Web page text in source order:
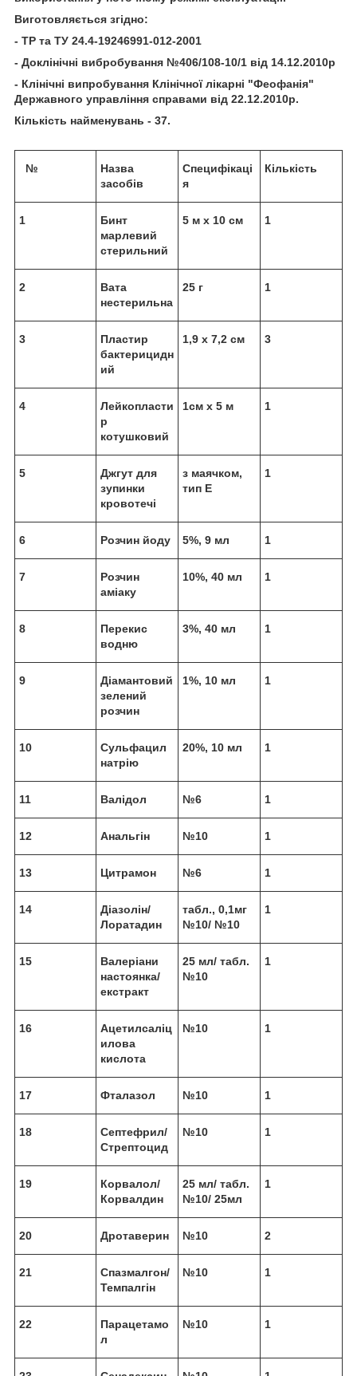
Виготовляється згідно:
- ТР та ТУ 24.4-19246991-012-2001
- Доклінічні вибробування №406/108-10/1 від 14.12.2010р
- Клінічні випробування Клінічної лікарні "Феофанія"
Державного управління справами від 22.12.2010р.
Кількість найменувань - 37.
№
Назва
засобів
Специфікаці
я
Кількість
1
Бинт
марлевий
стерильний
5 м х 10 см 1
2
Вата
нестерильна
25 г 1
3
Пластир
бактерицидн
ий
1,9 x 7,2 см 3
4
Лейкопласти
р
котушковий
1см х 5 м 1
5
Джгут для
зупинки
кровотечі
з маячком,
тип Е
1
6 Розчин йоду 5%, 9 мл 1
7
Розчин
аміаку
10%, 40 мл 1
8
Перекис
водню
3%, 40 мл 1
9
Діамантовий
зелений
розчин
1%, 10 мл 1
10
Сульфацил
натрію
20%, 10 мл 1
11 Валідол №6 1
12 Анальгін №10 1
13 Цитрамон №6 1
14
Діазолін/
Лоратадин
табл., 0,1мг
№10/ №10
1
15
Валеріани
настоянка/
екстракт
25 мл/ табл.
№10
1
16
Ацетилсаліц
илова
кислота
№10 1
17 Фталазол №10 1
18
Септефрил/
Стрептоцид
№10 1
19
Корвалол/
Корвалдин
25 мл/ табл.
№10/ 25мл
1
20 Дротаверин №10 2
21
Спазмалгон/
Темпалгін
№10 1
22
Парацетамо
л
№10 1